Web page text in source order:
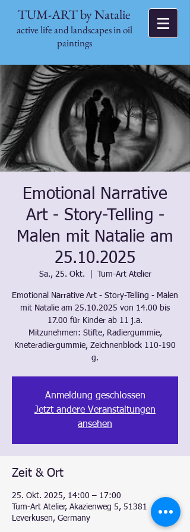
TUM-ART by Natalie
active life and landscapes in oil
paintings
Emotional Narrative
Art - Story-Telling -
Malen mit Natalie am
25.10.2025
Sa., 25. Okt. Tum-Art Atelier
Emotional Narrative Art - Story-Telling - Malen
mit Natalie am 25.10.2025 von 14.00 bis
17.00 für Kinder ab 11 j.a.
Mitzunehmen: Stifte, Radiergummie,
Kneteradiergummie, Zeichnenblock 110-190
g.
Anmeldung geschlossen
Jetzt andere Veranstaltungen
ansehen
Zeit & Ort
25. Okt. 2025, 14:00 – 17:00
Tum-Art Atelier, Akazienweg 5, 51381
Leverkusen, Germany